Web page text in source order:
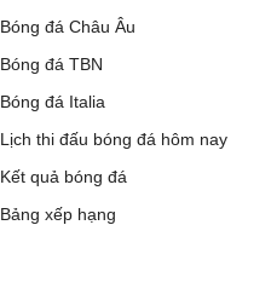
Bóng đá Châu Âu
Bóng đá TBN
Bóng đá Italia
Lịch thi đấu bóng đá hôm nay
Kết quả bóng đá
Bảng xếp hạng